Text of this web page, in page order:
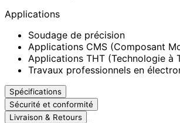
Applications
Soudage de précision
Applications CMS (Composant
Applications THT (Technologie à
Travaux professionnels en
Spécifications
Sécurité et conformité
Livraison & Retours